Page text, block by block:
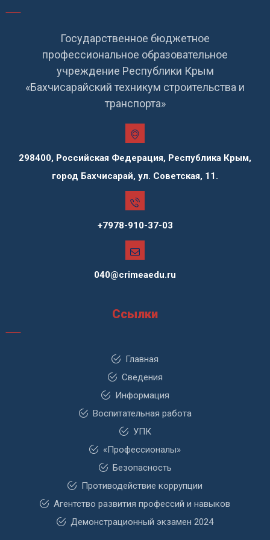
Государственное бюджетное
профессиональное образовательное
учреждение Республики Крым
«Бахчисарайский техникум строительства и
транспорта»
298400, Российская Федерация, Республика Крым,
город Бахчисарай, ул. Советская, 11.
+7978-910-37-03
040@crimeaedu.ru
Ссылки
Главная
Сведения
Информация
Воспитательная работа
УПК
«Профессионалы»
Безопасность
Противодействие коррупции
Агентство развития профессий и навыков
Демонстрационный экзамен 2024